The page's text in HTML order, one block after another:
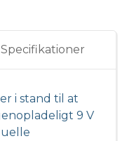
Specifikationer
i stand til at
9 V